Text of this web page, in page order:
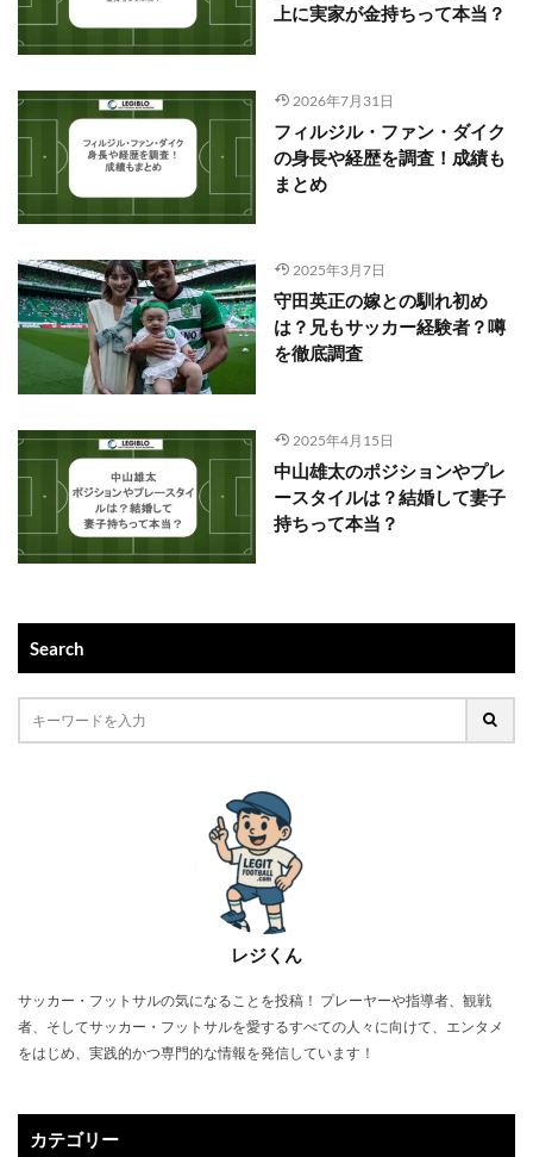
上に実家が金持ちって本当？
2026年7月31日
フィルジル・ファン・ダイク
の身長や経歴を調査！成績も
まとめ
2025年3月7日
守田英正の嫁との馴れ初め
は？兄もサッカー経験者？噂
を徹底調査
2025年4月15日
中山雄太のポジションやプレ
ースタイルは？結婚して妻子
持ちって本当？
Search
レジくん
サッカー・フットサルの気になることを投稿！ プレーヤーや指導者、観戦
者、そしてサッカー・フットサルを愛するすべての人々に向けて、エンタメ
をはじめ、実践的かつ専門的な情報を発信しています！
カテゴリー